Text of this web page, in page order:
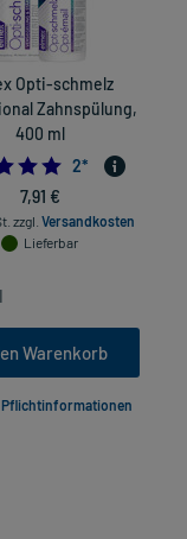
Opti-schmelz
Zahnspülung,
400 ml
5.0
2*
7,91 €
zzgl. Versandkosten
Lieferbar
Warenkorb
Pflichtinformationen